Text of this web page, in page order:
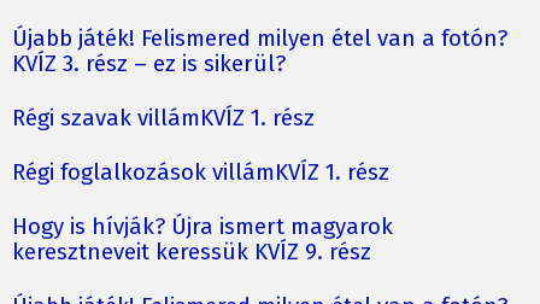
Újabb játék! Felismered milyen étel van a fotón?
KVÍZ 3. rész – ez is sikerül?
Régi szavak villámKVÍZ 1. rész
Régi foglalkozások villámKVÍZ 1. rész
Hogy is hívják? Újra ismert magyarok
keresztneveit keressük KVÍZ 9. rész